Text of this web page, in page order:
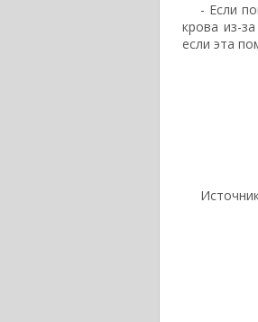
- Если
крова из-
если эта